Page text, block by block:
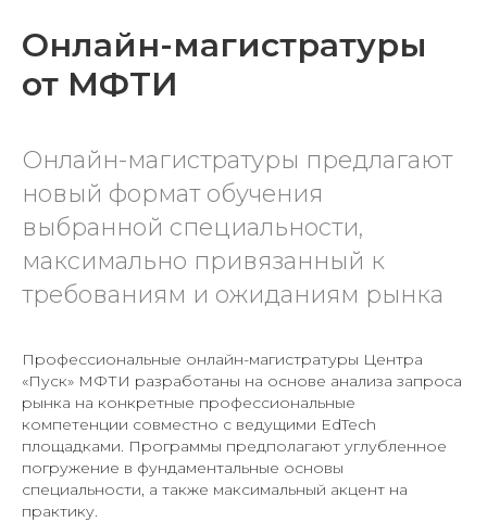
Онлайн-магистратуры
от МФТИ
Онлайн-магистратуры предлагают
новый формат обучения
выбранной специальности,
максимально привязанный к
требованиям и ожиданиям рынка
Профессиональные онлайн-магистратуры Центра
«Пуск» МФТИ разработаны на основе анализа запроса
рынка на конкретные профессиональные
компетенции совместно с ведущими EdTech
площадками. Программы предполагают углубленное
погружение в фундаментальные основы
специальности, а также максимальный акцент на
практику.